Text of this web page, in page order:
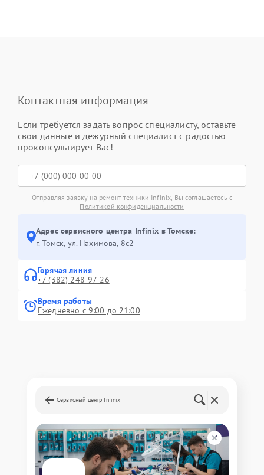
Контактная информация
Если требуется задать вопрос специалисту, оставьте
свои данные и дежурный специалист с радостью
проконсультирует Вас!
Отправляя заявку на ремонт техники Infinix, Вы соглашаетесь с
Политикой конфиденциальности
Адрес сервисного центра Infinix в Томске:
г. Томск, ул. Нахимова, 8с2
Горячая линия
+7 (382) 248-97-26
Время работы
Ежедневно с 9:00 до 21:00
Сервисный центр Infinix